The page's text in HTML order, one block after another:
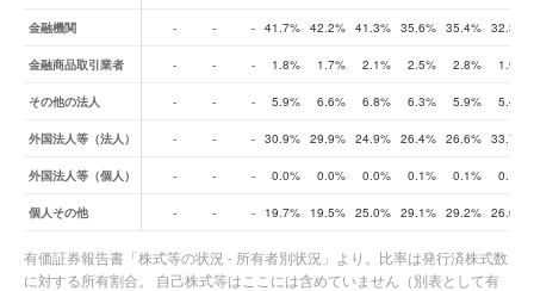
金融機関 - - - 41.7% 42.2% 41.3% 35.6% 35.4% 32.3%
金融商品取引業者 - - - 1.8% 1.7% 2.1% 2.5% 2.8% 1.9%
その他の法人 - - - 5.9% 6.6% 6.8% 6.3% 5.9% 5.4%
外国法人等（法人） - - - 30.9% 29.9% 24.9% 26.4% 26.6% 33.7%
外国法人等（個人） - - - 0.0% 0.0% 0.0% 0.1% 0.1% 0.1%
個人その他 - - - 19.7% 19.5% 25.0% 29.1% 29.2% 26.6%
有価証券報告書「株式等の状況 - 所有者別状況」より。比率は発行済株式数
に対する所有割合。 自己株式等はここには含めていません（別表として有